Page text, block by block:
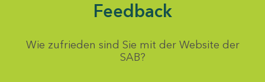
Feedback
Wie zufrieden sind Sie mit der Website der
SAB?